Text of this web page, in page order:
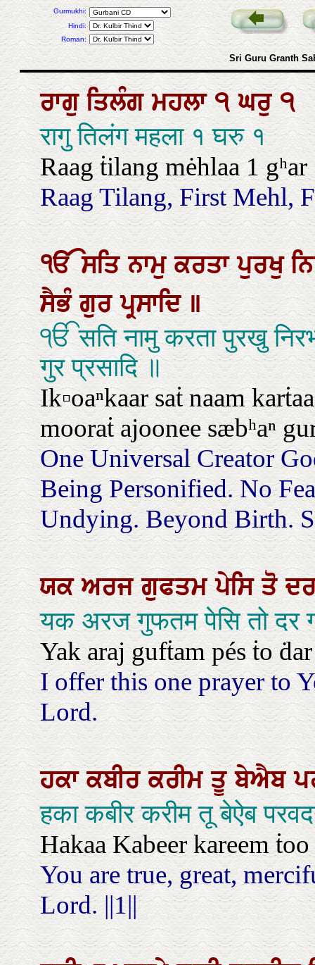
Gurmukhi:
Hindi:
Roman:
Sri Guru Granth
ਰਾਗੁਤਿਲੰਗਮਹਲਾ੧ਘਰੁ੧
रागु तिलंग महला १ घरु १
Raag ṫilang mėhlaa 1 gʰar
Raag Tilang, First Mehl,
ੴਸਤਿਨਾਮੁਕਰਤਾਪੁਰਖੁ
ਸੈਭੰਗੁਰਪ੍ਰਸਾਦਿ॥
ੴ सति नामु करता पुरखु
गुर प्रसादि ॥
Ik▫oaⁿkaar saṫ naam
mooraṫ ajoonee sæbʰaⁿ
One Universal Creator
Being Personified. No
Undying. Beyond Birth.
ਯਕਅਰਜਗੁਫਤਮਪੇਸਿਤੋ
यक अरज गुफतम पेसि तो दर
Yak araj gufṫam pés ṫo
I offer this one prayer to
Lord.
ਹਕਾਕਬੀਰਕਰੀਮਤੂਬੇਐਬ
हका कबीर करीम तू बेऐब
Hakaa Kabeer kareem
You are true, great,
Lord. ||1||